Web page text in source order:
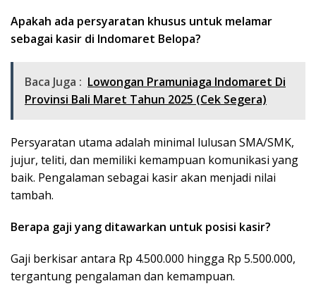
Apakah ada persyaratan khusus untuk melamar
sebagai kasir di Indomaret Belopa?
Baca Juga : Lowongan Pramuniaga Indomaret Di
Provinsi Bali Maret Tahun 2025 (Cek Segera)
Persyaratan utama adalah minimal lulusan SMA/SMK,
jujur, teliti, dan memiliki kemampuan komunikasi yang
baik. Pengalaman sebagai kasir akan menjadi nilai
tambah.
Berapa gaji yang ditawarkan untuk posisi kasir?
Gaji berkisar antara Rp 4.500.000 hingga Rp 5.500.000,
tergantung pengalaman dan kemampuan.